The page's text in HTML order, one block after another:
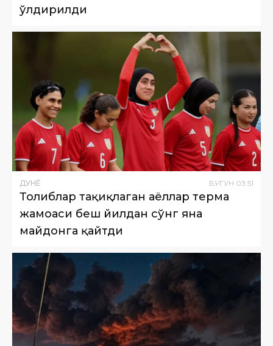
ўлдирилди
ДУНË БУГУН 03:51
Толиблар тақиқлаган аёллар терма
жамоаси беш йилдан сўнг яна
майдонга қайтди